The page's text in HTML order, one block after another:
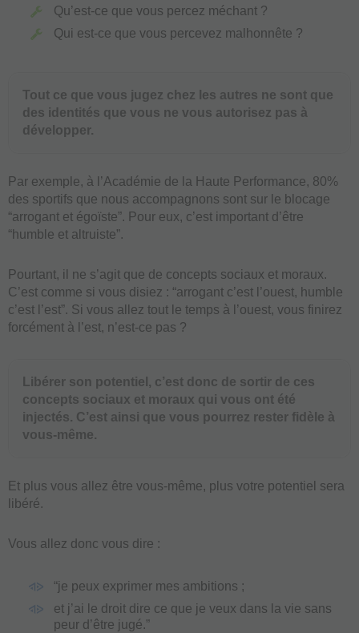
Qu’est-ce que vous percez méchant ?
Qui est-ce que vous percevez malhonnête ?
Tout ce que vous jugez chez les autres ne sont que
des identités que vous ne vous autorisez pas à
développer.
Par exemple, à l’Académie de la Haute Performance, 80%
des sportifs que nous accompagnons sont sur le blocage
“arrogant et égoïste”. Pour eux, c’est important d’être
“humble et altruiste”.
Pourtant, il ne s’agit que de concepts sociaux et moraux.
C’est comme si vous disiez : “arrogant c’est l’ouest, humble
c’est l’est”. Si vous allez tout le temps à l’ouest, vous finirez
forcément à l’est, n’est-ce pas ?
Libérer son potentiel, c’est donc de sortir de ces
concepts sociaux et moraux qui vous ont été
injectés. C’est ainsi que vous pourrez rester fidèle à
vous-même.
Et plus vous allez être vous-même, plus votre potentiel sera
libéré.
Vous allez donc vous dire :
“je peux exprimer mes ambitions ;
et j’ai le droit dire ce que je veux dans la vie sans
peur d’être jugé.”